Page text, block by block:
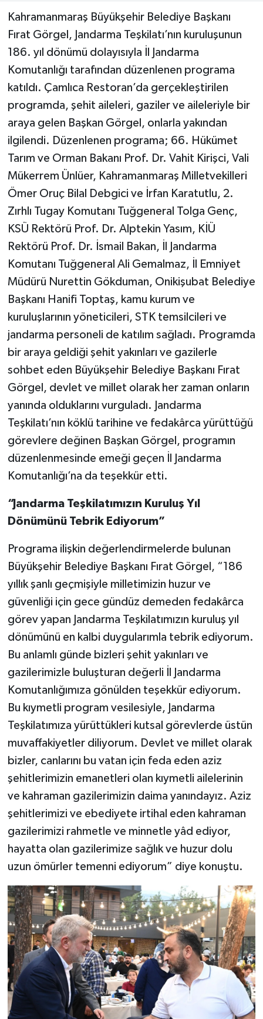
Kahramanmaraş Büyükşehir Belediye Başkanı
Fırat Görgel, Jandarma Teşkilatı’nın kuruluşunun
186. yıl dönümü dolayısıyla İl Jandarma
Komutanlığı tarafından düzenlenen programa
katıldı. Çamlıca Restoran’da gerçekleştirilen
programda, şehit aileleri, gaziler ve aileleriyle bir
araya gelen Başkan Görgel, onlarla yakından
ilgilendi. Düzenlenen programa; 66. Hükümet
Tarım ve Orman Bakanı Prof. Dr. Vahit Kirişci, Vali
Mükerrem Ünlüer, Kahramanmaraş Milletvekilleri
Ömer Oruç Bilal Debgici ve İrfan Karatutlu, 2.
Zırhlı Tugay Komutanı Tuğgeneral Tolga Genç,
KSÜ Rektörü Prof. Dr. Alptekin Yasım, KİÜ
Rektörü Prof. Dr. İsmail Bakan, İl Jandarma
Komutanı Tuğgeneral Ali Gemalmaz, İl Emniyet
Müdürü Nurettin Gökduman, Onikişubat Belediye
Başkanı Hanifi Toptaş, kamu kurum ve
kuruluşlarının yöneticileri, STK temsilcileri ve
jandarma personeli de katılım sağladı. Programda
bir araya geldiği şehit yakınları ve gazilerle
sohbet eden Büyükşehir Belediye Başkanı Fırat
Görgel, devlet ve millet olarak her zaman onların
yanında olduklarını vurguladı. Jandarma
Teşkilatı’nın köklü tarihine ve fedakârca yürüttüğü
görevlere değinen Başkan Görgel, programın
düzenlenmesinde emeği geçen İl Jandarma
Komutanlığı’na da teşekkür etti.
“Jandarma Teşkilatımızın Kuruluş Yıl
Dönümünü Tebrik Ediyorum”
Programa ilişkin değerlendirmelerde bulunan
Büyükşehir Belediye Başkanı Fırat Görgel, “186
yıllık şanlı geçmişiyle milletimizin huzur ve
güvenliği için gece gündüz demeden fedakârca
görev yapan Jandarma Teşkilatımızın kuruluş yıl
dönümünü en kalbi duygularımla tebrik ediyorum.
Bu anlamlı günde bizleri şehit yakınları ve
gazilerimizle buluşturan değerli İl Jandarma
Komutanlığımıza gönülden teşekkür ediyorum.
Bu kıymetli program vesilesiyle, Jandarma
Teşkilatımıza yürüttükleri kutsal görevlerde üstün
muvaffakiyetler diliyorum. Devlet ve millet olarak
bizler, canlarını bu vatan için feda eden aziz
şehitlerimizin emanetleri olan kıymetli ailelerinin
ve kahraman gazilerimizin daima yanındayız. Aziz
şehitlerimizi ve ebediyete irtihal eden kahraman
gazilerimizi rahmetle ve minnetle yâd ediyor,
hayatta olan gazilerimize sağlık ve huzur dolu
uzun ömürler temenni ediyorum” diye konuştu.
YAŞAM
KÜLTÜR SANAT